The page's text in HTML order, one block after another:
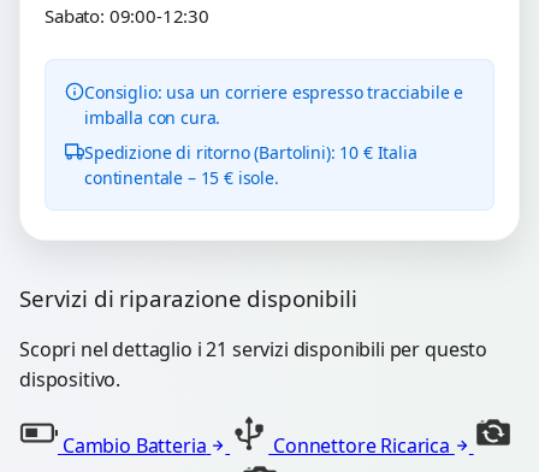
Sabato: 09:00-12:30
Consiglio: usa un corriere espresso tracciabile e
imballa con cura.
Spedizione di ritorno (Bartolini): 10 € Italia
continentale – 15 € isole.
Servizi di riparazione disponibili
Scopri nel dettaglio i 21 servizi disponibili per questo
dispositivo.
Cambio Batteria
Connettore Ricarica